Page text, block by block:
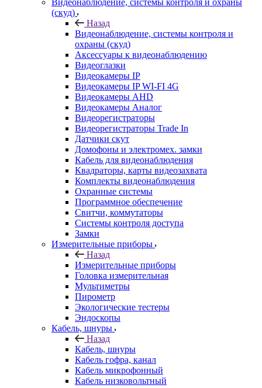
Видеонаблюдение, системы контроля и охраны
(скуд)
Назад
Видеонаблюдение, системы контроля и
охраны (скуд)
Аксессуары к видеонаблюдению
Видеоглазки
Видеокамеры IP
Видеокамеры IP WI-FI 4G
Видеокамеры AHD
Видеокамеры Аналог
Видеорегистраторы
Видеорегистраторы Trade In
Датчики скут
Домофоны и электромех. замки
Кабель для видеонаблюдения
Квадраторы, карты видеозахвата
Комплекты видеонаблюдения
Охранные системы
Программное обеспечение
Свитчи, коммутаторы
Системы контроля доступа
Замки
Измерительные приборы
Назад
Измерительные приборы
Головка измерительная
Мультиметры
Пирометр
Экологические тестеры
Эндоскопы
Кабель, шнуры
Назад
Кабель, шнуры
Кабель гофра, канал
Кабель микрофонный
Кабель низковольтный